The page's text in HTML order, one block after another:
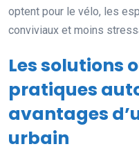
optent pour le vélo, les
conviviaux et moins
Les solutions
pratiques
avantages
urbain